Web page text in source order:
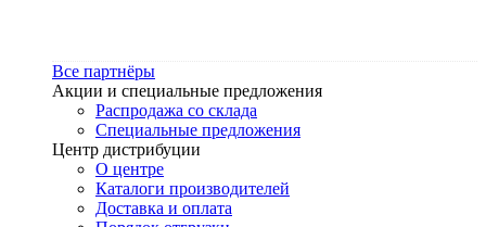
Все партнёры
Акции и специальные предложения
Распродажа со склада
Специальные предложения
Центр дистрибуции
О центре
Каталоги производителей
Доставка и оплата